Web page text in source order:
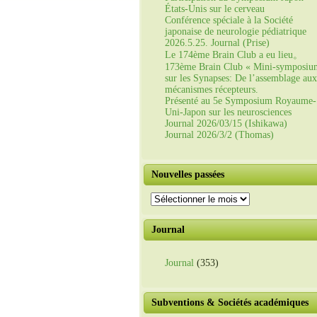
États-Unis sur le cerveau
Conférence spéciale à la Société
japonaise de neurologie pédiatrique
2026.5.25. Journal (Prise)
Le 174ème Brain Club a eu lieu。
173ème Brain Club « Mini-
sur les Synapses: De l’assemblage aux
mécanismes récepteurs.
Présenté au 5e Symposium Royaume-
Uni-Japon sur les neurosciences
Journal 2026/03/15 (Ishikawa)
Journal 2026/3/2 (Thomas)
Nouvelles passées
Nouvelles
passées
Journal
Journal (353)
Subventions & Sociétés académiques